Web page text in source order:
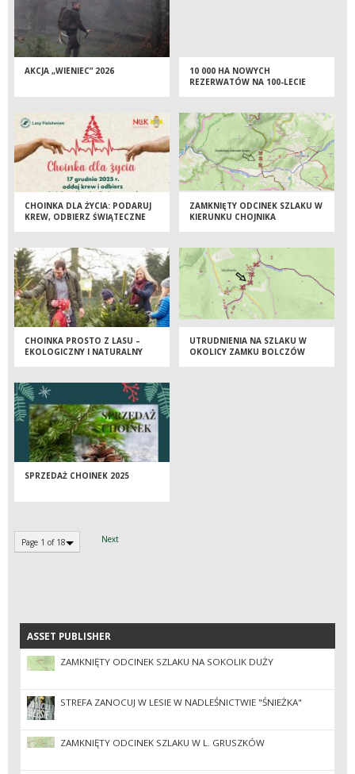
AKCJA „WIENIEC” 2026
10 000 HA NOWYCH
REZERWATÓW NA 100-LECIE
CHOINKA DLA ŻYCIA: PODARUJ
KREW, ODBIERZ ŚWIĄTECZNE
ZAMKNIĘTY ODCINEK SZLAKU W
KIERUNKU CHOJNIKA
CHOINKA PROSTO Z LASU –
EKOLOGICZNY I NATURALNY
UTRUDNIENIA NA SZLAKU W
OKOLICY ZAMKU BOLCZÓW
SPRZEDAŻ CHOINEK 2025
Page 1 of 18 Next
ASSET PUBLISHER
ASSET PUBLISHER
ZAMKNIĘTY ODCINEK SZLAKU NA SOKOLIK DUŻY
STREFA ZANOCUJ W LESIE W NADLEŚNICTWIE "ŚNIEŻKA"
ZAMKNIĘTY ODCINEK SZLAKU W L. GRUSZKÓW